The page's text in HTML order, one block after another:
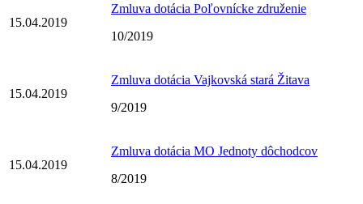
15.04.2019
Zmluva dotácia Poľovnícke združenie
10/2019
15.04.2019
Zmluva dotácia Vajkovská stará Žitava
9/2019
15.04.2019
Zmluva dotácia MO Jednoty dôchodcov
8/2019